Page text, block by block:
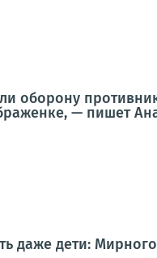
оборону
— пишет
даже дети: